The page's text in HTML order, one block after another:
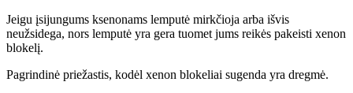
Jeigu įsijungums ksenonams lemputė mirkčioja arba išvis
neužsidega, nors lemputė yra gera tuomet jums reikės pakeisti xenon
blokelį.
Pagrindinė priežastis, kodėl xenon blokeliai sugenda yra dregmė.